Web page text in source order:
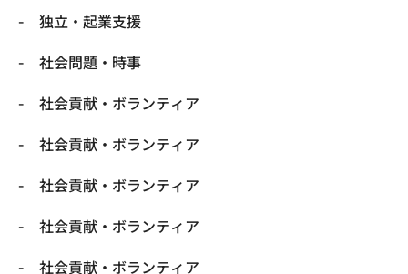
独立・起業支援
社会問題・時事
社会貢献・ボランティア
社会貢献・ボランティア
社会貢献・ボランティア
社会貢献・ボランティア
社会貢献・ボランティア